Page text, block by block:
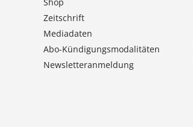
Shop
Zeitschrift
Mediadaten
Abo-Kündigungsmodalitäten
Newsletteranmeldung